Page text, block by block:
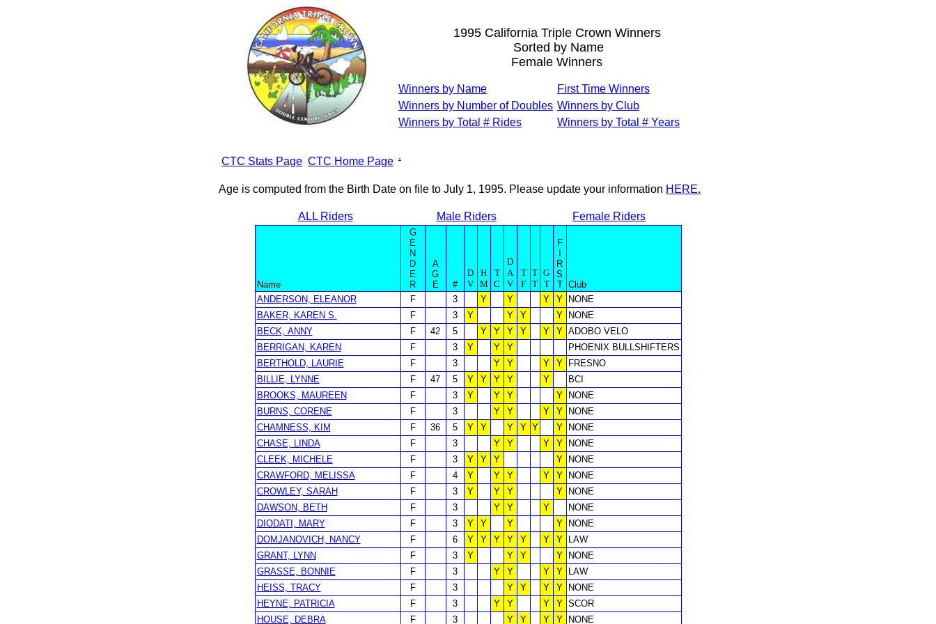
CTC Stats Page CTC Home Page
1995 California Triple Crown Winners
Sorted by Name
Female Winners
Winners by Name
First Time Winners
Winners by Number of Doubles Winners by Club
Winners by Total # Rides
Winners by Total # Years
.
Age is computed from the Birth Date on file to July 1, 1995. Please update your information HERE.
ALL Riders Male Riders Female Riders
Name
G
E
N
D
E
R
A
G
E
#
D
V
H
M
T
C
D
A
V
T
F
T
T
G
T
F
R
S
T Club
ANDERSON, ELEANOR
F 3 Y Y Y Y
NONE
BAKER, KAREN S.
F 3 Y Y Y Y
NONE
BECK, ANNY
F 42 5 Y Y Y Y Y Y ADOBO VELO
BERRIGAN, KAREN
F 3 Y Y Y
PHOENIX BULLSHIFTERS
BERTHOLD, LAURIE
F 3 Y Y Y Y
FRESNO
BILLIE, LYNNE
F 47 5 Y Y Y Y Y
BCI
BROOKS, MAUREEN
F 3 Y Y Y Y
NONE
BURNS, CORENE
F 3 Y Y Y Y
NONE
CHAMNESS, KIM
F 36 5 Y Y Y Y Y Y
NONE
CHASE, LINDA
F 3 Y Y Y Y
NONE
CLEEK, MICHELE
F 3 Y Y Y Y
NONE
CRAWFORD, MELISSA
F 4 Y Y Y Y Y
NONE
CROWLEY, SARAH
F 3 Y Y Y Y
NONE
DAWSON, BETH
F 3 Y Y Y
NONE
DIODATI, MARY
F 3 Y Y Y Y
NONE
DOMJANOVICH, NANCY
F 6 Y Y Y Y Y Y Y
LAW
GRANT, LYNN
F 3 Y Y Y Y
NONE
GRASSE, BONNIE
F 3 Y Y Y Y
LAW
HEISS, TRACY
F 3 Y Y Y Y
NONE
HEYNE, PATRICIA
F 3 Y Y Y Y SCOR
HOUSE, DEBRA
F 3 Y Y Y Y NONE